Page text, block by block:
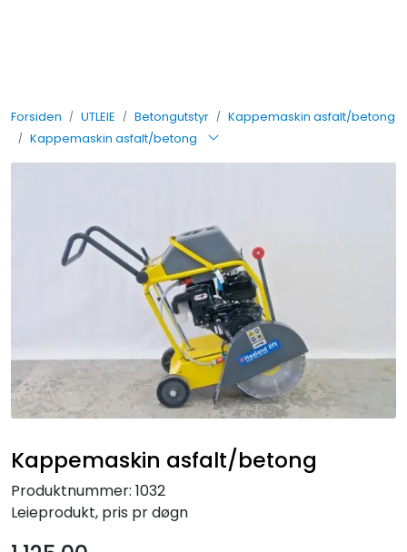
Forsiden UTLEIE Betongutstyr
Kappemaskin asfalt/betong
Kappemaskin asfalt/betong
Kappemaskin asfalt/betong
Produktnummer: 1032
Leieprodukt, pris pr døgn
SALG
AVDELINGER